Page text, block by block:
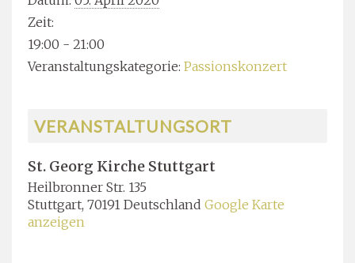
Zeit:
19:00 - 21:00
Veranstaltungskategorie: Passionskonzert
VERANSTALTUNGSORT
St. Georg Kirche Stuttgart
Heilbronner Str. 135
Stuttgart, 70191 Deutschland Google Karte
anzeigen